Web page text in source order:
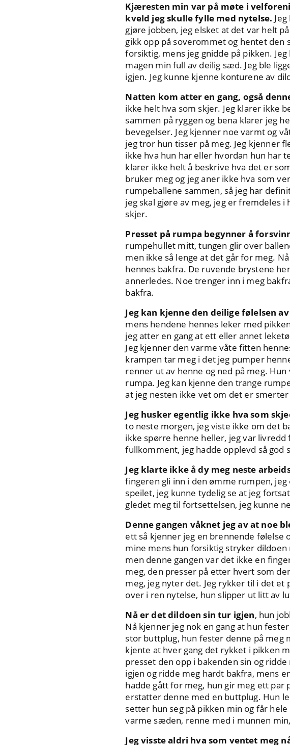
Kjæresten min var på møte i
kveld jeg skulle fylle med nytelse.
gjøre jobben, jeg elsket at det var helt
gikk opp på soverommet og hentet
forsiktig, mens jeg gnidde på pikken.
magen min full av deilig sæd. Jeg ble
igjen. Jeg kunne kjenne konturene av
Natten kom atter en gang, også
ikke helt hva som skjer. Jeg klarer ikke
sammen på ryggen og bena klarer jeg
bevegelser. Jeg kjenner noe varmt og
jeg tror hun tisser på meg. Jeg kjenner
ikke hva hun har eller hvordan hun har
klarer ikke helt å beskrive hva det er
bruker meg og jeg aner ikke hva som
rumpeballene sammen, så jeg har
jeg skal gjøre av meg, jeg er fremdeles
skjer.
Presset på rumpa begynner å
rumpehullet mitt, tungen glir over
men ikke så lenge at det går for meg.
hennes bakfra. De ruvende brystene
annerledes. Noe trenger inn i meg
bakfra.
Jeg kan kjenne den deilige følelsen
mens hendene hennes leker med
jeg atter en gang at ett eller annet
Jeg kjenner den varme våte fitten
krampen tar meg i det jeg pumper
renner ut av henne og ned på meg.
rumpa. Jeg kan kjenne den trange
at jeg nesten ikke vet om det er
Jeg husker egentlig ikke hva som
to neste morgen, jeg viste ikke om det
ikke spørre henne heller, jeg var
fullkomment, jeg hadde opplevd så god
Jeg klarte ikke å dy meg neste
fingeren gli inn i den ømme rumpen,
speilet, jeg kunne tydelig se at jeg
gledet meg til fortsettelsen, jeg kunne
Denne gangen våknet jeg av at noe
ett så kjenner jeg en brennende følelse
mine mens hun forsiktig stryker dildoen
men denne gangen var det ikke en
meg, den presser på etter hvert som
meg, jeg nyter det. Jeg rykker til i det
over i ren nytelse, hun slipper ut litt av
Nå er det dildoen sin tur igjen, hun
Nå kjenner jeg nok en gang at hun
stor buttplug, hun fester denne på meg
kjente at hver gang det rykket i pikken
presset den opp i bakenden sin og
igjen og ridde meg hardt bakfra, mens
hadde gått for meg, hun gir meg ett par
erstatter denne med en buttplug. Hun
setter hun seg på pikken min og får
varme sæden, renne med i munnen
Jeg visste aldri hva som ventet meg